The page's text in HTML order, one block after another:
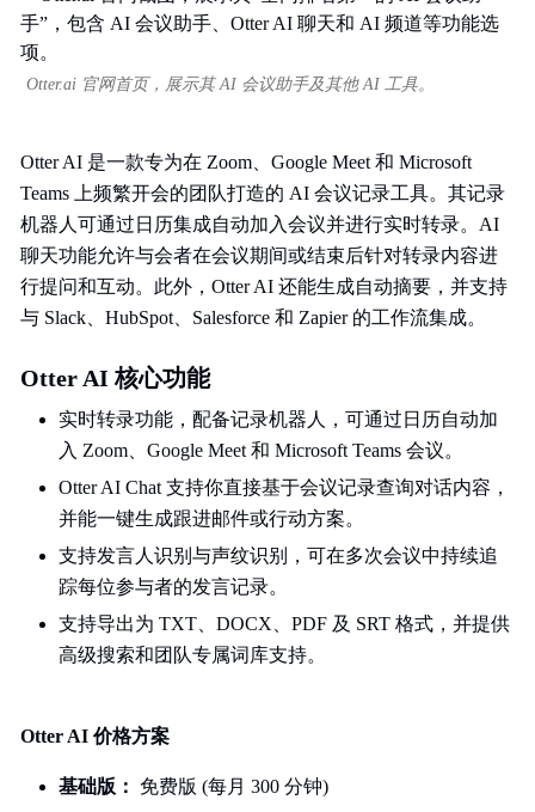
Otter.ai 官网首页，展示其 AI 会议助手及其他 AI 工具。
Otter AI 是一款专为在 Zoom、Google Meet 和 Microsoft
Teams 上频繁开会的团队打造的 AI 会议记录工具。其记录
机器人可通过日历集成自动加入会议并进行实时转录。AI
聊天功能允许与会者在会议期间或结束后针对转录内容进
行提问和互动。此外，Otter AI 还能生成自动摘要，并支持
与 Slack、HubSpot、Salesforce 和 Zapier 的工作流集成。
Otter AI 核心功能
实时转录功能，配备记录机器人，可通过日历自动加
入 Zoom、Google Meet 和 Microsoft Teams 会议。
Otter AI Chat 支持你直接基于会议记录查询对话内容，
并能一键生成跟进邮件或行动方案。
支持发言人识别与声纹识别，可在多次会议中持续追
踪每位参与者的发言记录。
支持导出为 TXT、DOCX、PDF 及 SRT 格式，并提供
高级搜索和团队专属词库支持。
Otter AI 价格方案
基础版： 免费版 (每月 300 分钟)